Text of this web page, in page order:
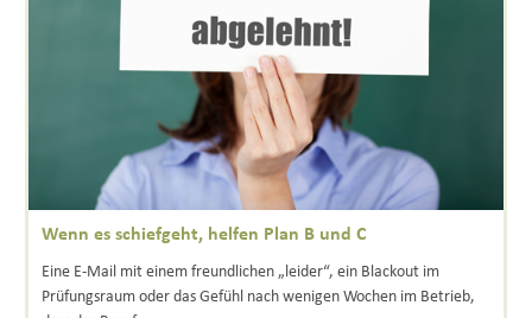
Wenn es schiefgeht, helfen Plan B und C
Eine E‑Mail mit einem freundlichen „leider“, ein Blackout im
Prüfungsraum oder das Gefühl nach wenigen Wochen im Betrieb,